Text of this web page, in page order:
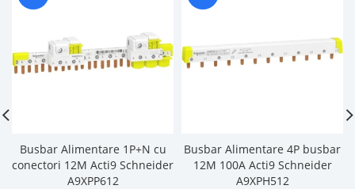
Busbar Alimentare 1P+N cu
conectori 12M Acti9 Schneider
A9XPP612
Busbar Alimentare 4P busbar
12M 100A Acti9 Schneider
A9XPH512